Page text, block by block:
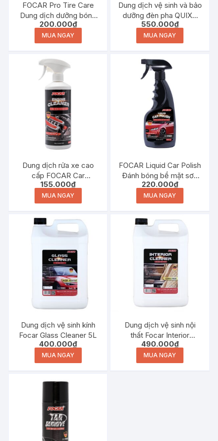
FOCAR Pro Tire Care
Dung dịch dưỡng bóng
lốp cao cấp 500ml
200.000₫
MUA NGAY
Dung dịch vệ sinh và bảo
dưỡng đèn pha QUIXX
Headlight Restoration Kit
550.000₫
MUA NGAY
Dung dịch rửa xe cao
cấp FOCAR Car
Shampoo
155.000₫
MUA NGAY
FOCAR Liquid Car Polish
Đánh bóng bề mặt sơn
500ml
220.000₫
MUA NGAY
Dung dịch vệ sinh kính
Focar Glass Cleaner 5L
400.000₫
MUA NGAY
Dung dịch vệ sinh nội
thất Focar Interior
Cleaner 5L
490.000₫
MUA NGAY